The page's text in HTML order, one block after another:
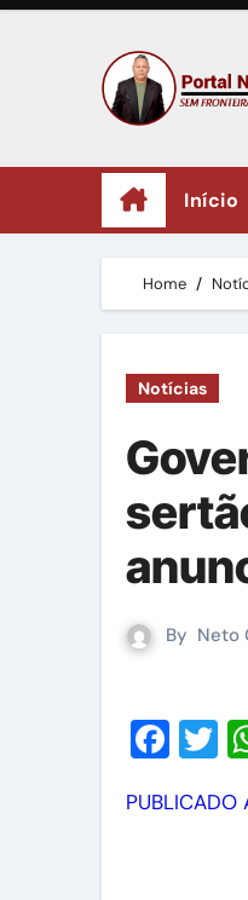
Skip
Início
Home
Notícias
By Neto
PUBLICADO